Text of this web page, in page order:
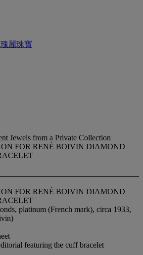
瑰麗珠寶
Jewels from a Private Collection
FOR RENÉ BOIVIN DIAMOND
FOR RENÉ BOIVIN DIAMOND
platinum (French mark), circa 1933,
featuring the cuff bracelet